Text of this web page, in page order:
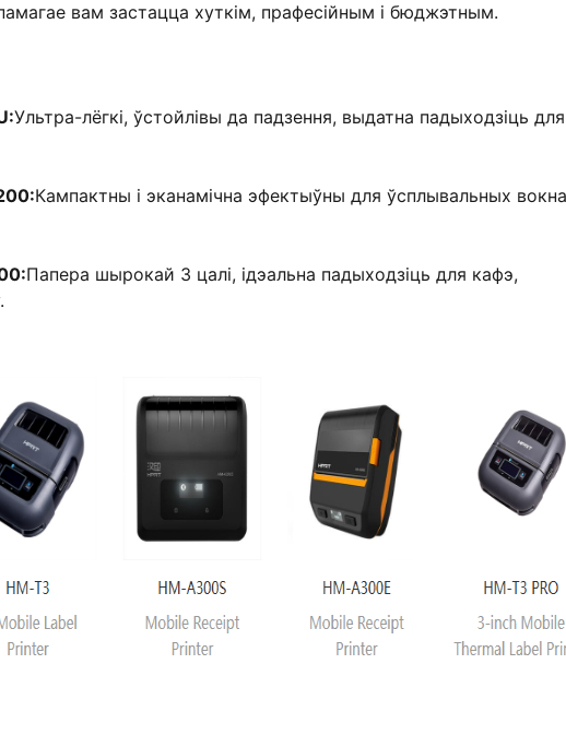
вам застацца хуткім, прафесійным і бюджэтным.
:Ультра-лёгкі, ўстойлівы да падзення, выдатна падыходзіць для
Кампактны і эканамічна эфектыўны для ўсплывальных
Папера шырокай 3 цалі, ідэальна падыходзіць для кафэ,